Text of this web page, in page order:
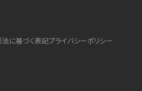
に基づく表記プライバシーポリシー